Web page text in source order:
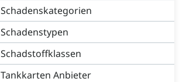
Schadenskategorien
Schadenstypen
Schadstoffklassen
Tankkarten Anbieter